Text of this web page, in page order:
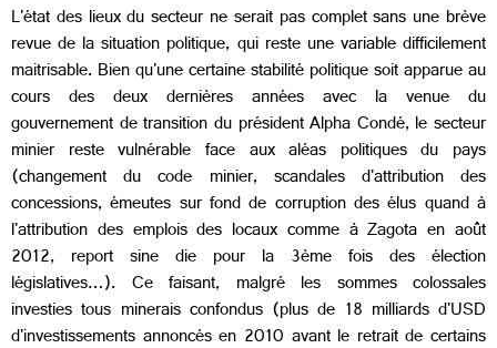
L'état des lieux du secteur ne serait pas complet sans une brève
revue de la situation politique, qui reste une variable difficilement
maitrisable. Bien qu'une certaine stabilité politique soit apparue au
cours des deux dernières années avec la venue du
gouvernement de transition du président Alpha Condé, le secteur
minier reste vulnérable face aux aléas politiques du pays
(changement du code minier, scandales d'attribution des
concessions, émeutes sur fond de corruption des élus quand à
l'attribution des emplois des locaux comme à Zagota en août
2012, report sine die pour la 3ème fois des élection
législatives…). Ce faisant, malgré les sommes colossales
investies tous minerais confondus (plus de 18 milliards d'USD
d'investissements annoncés en 2010 avant le retrait de certains